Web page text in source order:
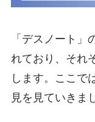
「デスノート」
れており、それ
します。ここで
見を見ていきま